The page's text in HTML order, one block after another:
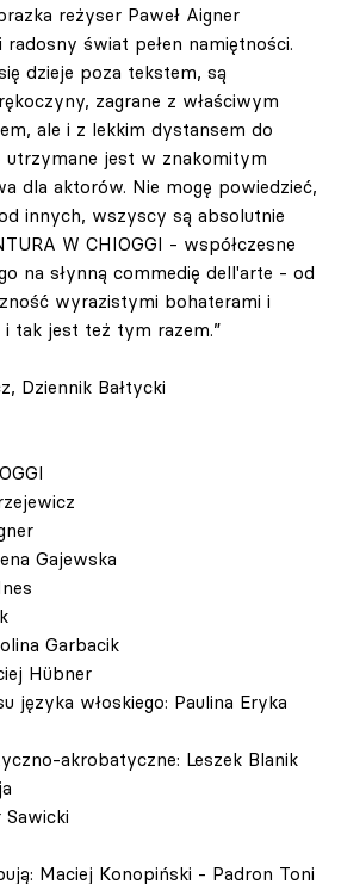
reżyser Paweł Aigner
świat pełen namiętności.
dzieje poza tekstem, są
zagrane z właściwym
ale i z lekkim dystansem do
jest w znakomitym
dla aktorów. Nie mogę powiedzieć,
innych, wszyscy są absolutnie
W CHIOGGI - współczesne
na słynną commedię dell'arte - od
wyrazistymi bohaterami i
tak jest też tym razem.”
Dziennik Bałtycki
Gajewska
Garbacik
Hübner
języka włoskiego: Paulina Eryka
akrobatyczne: Leszek Blanik
Maciej Konopiński - Padron Toni